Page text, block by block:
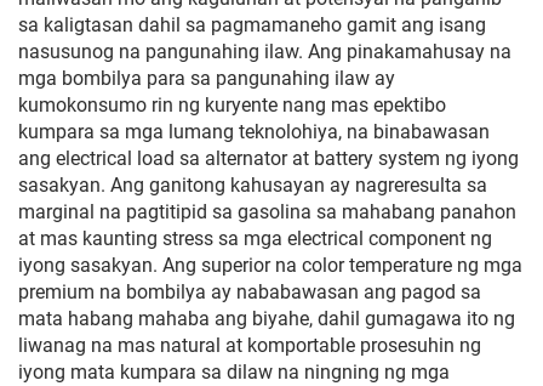
sa kaligtasan dahil sa pagmamaneho gamit ang isang
nasusunog na pangunahing ilaw. Ang pinakamahusay na
mga bombilya para sa pangunahing ilaw ay
kumokonsumo rin ng kuryente nang mas epektibo
kumpara sa mga lumang teknolohiya, na binabawasan
ang electrical load sa alternator at battery system ng iyong
sasakyan. Ang ganitong kahusayan ay nagreresulta sa
marginal na pagtitipid sa gasolina sa mahabang panahon
at mas kaunting stress sa mga electrical component ng
iyong sasakyan. Ang superior na color temperature ng mga
premium na bombilya ay nababawasan ang pagod sa
mata habang mahaba ang biyahe, dahil gumagawa ito ng
liwanag na mas natural at komportable prosesuhin ng
iyong mata kumpara sa dilaw na ningning ng mga